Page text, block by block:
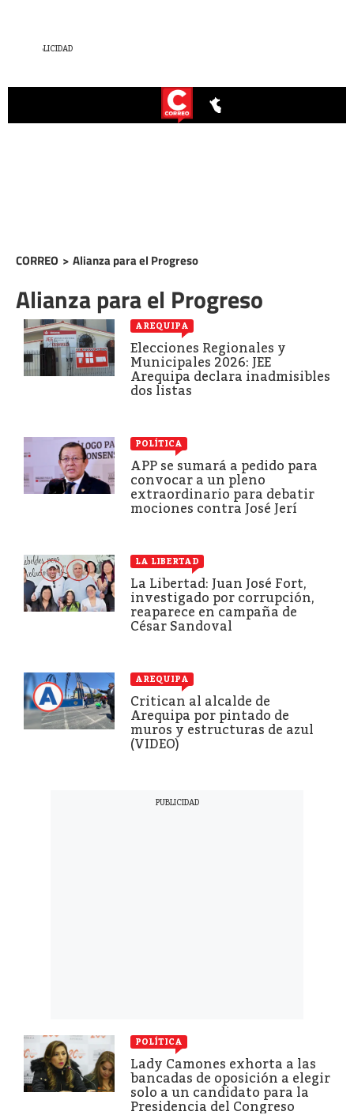
CORREO > Alianza para el Progreso
Alianza para el Progreso
AREQUIPA
Elecciones Regionales y
Municipales 2026: JEE
Arequipa declara inadmisibles
dos listas
POLÍTICA
APP se sumará a pedido para
convocar a un pleno
extraordinario para debatir
mociones contra José Jerí
LA LIBERTAD
La Libertad: Juan José Fort,
investigado por corrupción,
reaparece en campaña de
César Sandoval
AREQUIPA
Critican al alcalde de
Arequipa por pintado de
muros y estructuras de azul
(VIDEO)
POLÍTICA
Lady Camones exhorta a las
bancadas de oposición a elegir
solo a un candidato para la
Presidencia del Congreso